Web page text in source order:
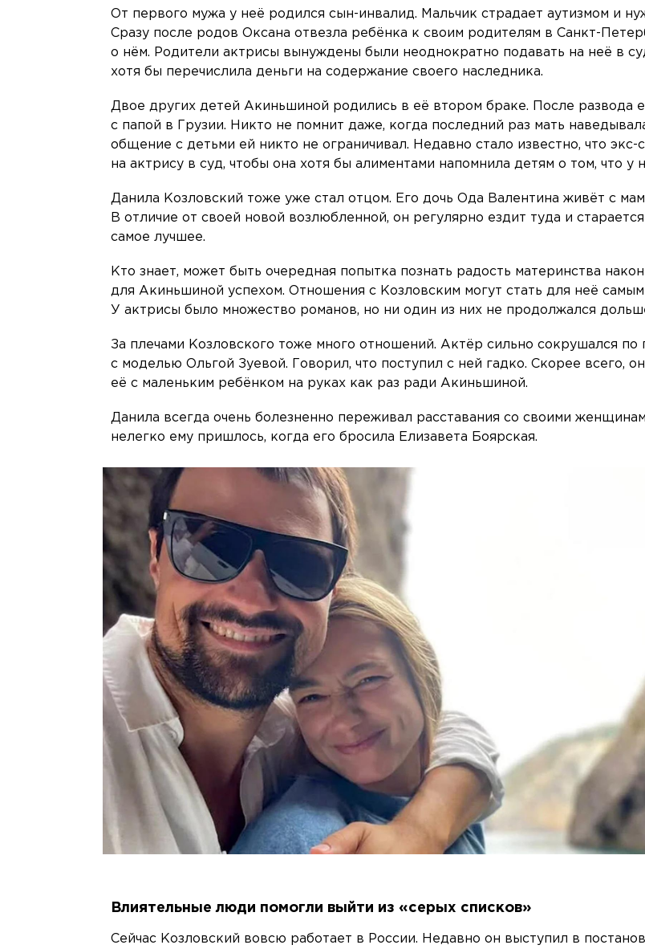
От первого мужа у неё родился сын-инвалид. Мальчик страдает аутизмом и
Сразу после родов Оксана отвезла ребёнка к своим родителям в Санкт-
о нём. Родители актрисы вынуждены были неоднократно подавать на неё в
хотя бы перечислила деньги на содержание своего наследника.
Двое других детей Акиньшиной родились в её втором браке. После развода
с папой в Грузии. Никто не помнит даже, когда последний раз мать
общение с детьми ей никто не ограничивал. Недавно стало известно, что экс-
на актрису в суд, чтобы она хотя бы алиментами напомнила детям о том, что у
Данила Козловский тоже уже стал отцом. Его дочь Ода Валентина живёт с
В отличие от своей новой возлюбленной, он регулярно ездит туда и
самое лучшее.
Кто знает, может быть очередная попытка познать радость материнства
для Акиньшиной успехом. Отношения с Козловским могут стать для неё
У актрисы было множество романов, но ни один из них не продолжался
За плечами Козловского тоже много отношений. Актёр сильно сокрушался по
с моделью Ольгой Зуевой. Говорил, что поступил с ней гадко. Скорее всего,
её с маленьким ребёнком на руках как раз ради Акиньшиной.
Данила всегда очень болезненно переживал расставания со своими
нелегко ему пришлось, когда его бросила Елизавета Боярская.
Влиятельные люди помогли выйти из «серых списков»
Сейчас Козловский вовсю работает в России. Недавно он выступил в